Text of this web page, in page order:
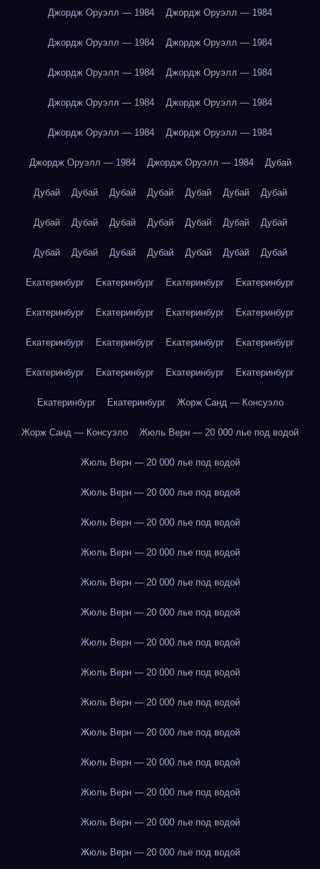
Джордж Оруэлл — 1984 Джордж Оруэлл — 1984
Джордж Оруэлл — 1984 Джордж Оруэлл — 1984
Джордж Оруэлл — 1984 Джордж Оруэлл — 1984
Джордж Оруэлл — 1984 Джордж Оруэлл — 1984
Джордж Оруэлл — 1984 Джордж Оруэлл — 1984
Джордж Оруэлл — 1984 Джордж Оруэлл — 1984 Дубай
Дубай Дубай Дубай Дубай Дубай Дубай Дубай
Дубай Дубай Дубай Дубай Дубай Дубай Дубай
Дубай Дубай Дубай Дубай Дубай Дубай Дубай
Екатеринбург Екатеринбург Екатеринбург Екатеринбург
Екатеринбург Екатеринбург Екатеринбург Екатеринбург
Екатеринбург Екатеринбург Екатеринбург Екатеринбург
Екатеринбург Екатеринбург Екатеринбург Екатеринбург
Екатеринбург Екатеринбург Жорж Санд — Консуэло
Жорж Санд — Консуэло Жюль Верн — 20 000 лье под водой
Жюль Верн — 20 000 лье под водой
Жюль Верн — 20 000 лье под водой
Жюль Верн — 20 000 лье под водой
Жюль Верн — 20 000 лье под водой
Жюль Верн — 20 000 лье под водой
Жюль Верн — 20 000 лье под водой
Жюль Верн — 20 000 лье под водой
Жюль Верн — 20 000 лье под водой
Жюль Верн — 20 000 лье под водой
Жюль Верн — 20 000 лье под водой
Жюль Верн — 20 000 лье под водой
Жюль Верн — 20 000 лье под водой
Жюль Верн — 20 000 лье под водой
Жюль Верн — 20 000 лье под водой